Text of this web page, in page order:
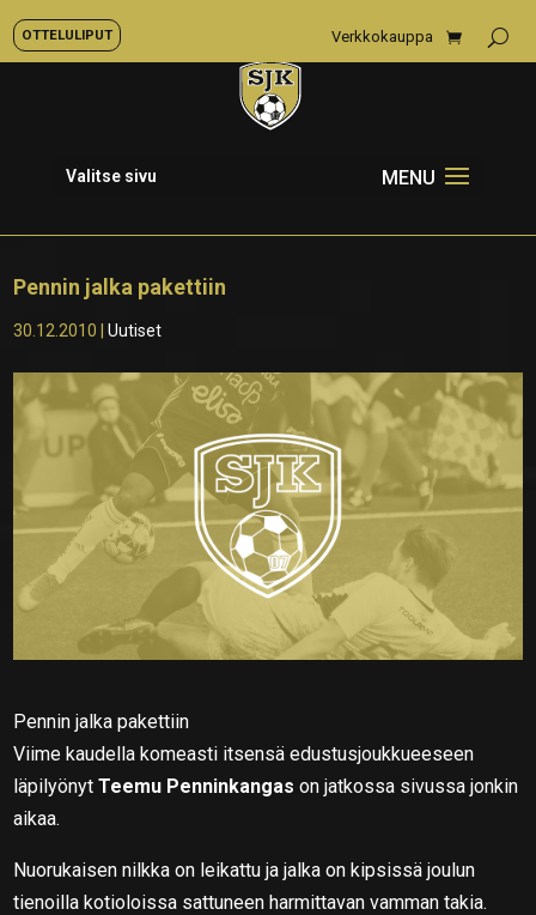
OTTELULIPUT Verkkokauppa
Valitse sivu
Pennin jalka pakettiin
30.12.2010 |Uutiset
Pennin jalka pakettiin
Viime kaudella komeasti itsensä edustusjoukkueeseen
läpilyönytTeemu Penninkangas on jatkossa sivussa jonkin
aikaa.
Nuorukaisen nilkka on leikattu ja jalka on kipsissä joulun
tienoilla kotioloissa sattuneen harmittavan vamman takia.